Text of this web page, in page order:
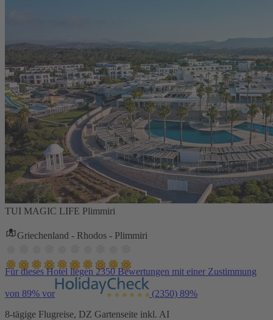
TUI MAGIC LIFE Plimmiri
Griechenland - Rhodos - Plimmiri
Für dieses Hotel liegen 2350 Bewertungen mit einer Zustimmung
von 89% vor (2350) 89%
8-tägige Flugreise, DZ Gartenseite inkl. AI